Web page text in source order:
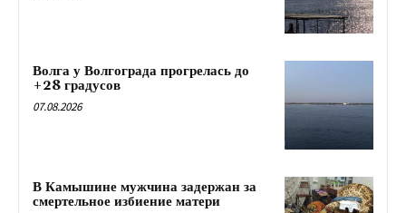
Волга у Волгограда прогрелась до
+28 градусов
07.08.2026
В Камышине мужчина задержан за
смертельное избиение матери